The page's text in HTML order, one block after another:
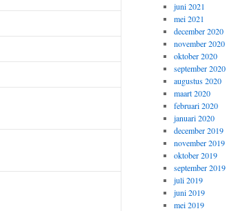
juni 2021
mei 2021
december 2020
november 2020
oktober 2020
september 2020
augustus 2020
maart 2020
februari 2020
januari 2020
december 2019
november 2019
oktober 2019
september 2019
juli 2019
juni 2019
mei 2019